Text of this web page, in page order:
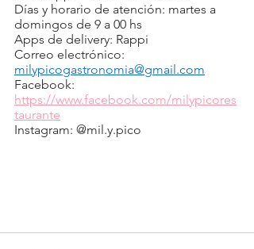
Días y horario de atención: martes a
domingos de 9 a 00 hs
Apps de delivery: Rappi
Correo electrónico:
milypicogastronomia@gmail.com
Facebook:
https://www.facebook.com/milypicores
taurante
Instagram: @mil.y.pico